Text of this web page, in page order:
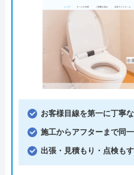
お客様目線を第一に丁寧
施工からアフターまで同
出張・見積もり・点検も